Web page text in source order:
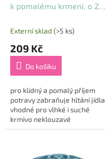
k pomalému krmení, o 24
Externí sklad (>5 ks)
209 Kč
Do košíku
pro klidný a pomalý příjem
potravy zabraňuje hltání jídla
vhodné pro vlhké i suché
krmivo neklouzavé
materiál: silikon rozměr: ø 24